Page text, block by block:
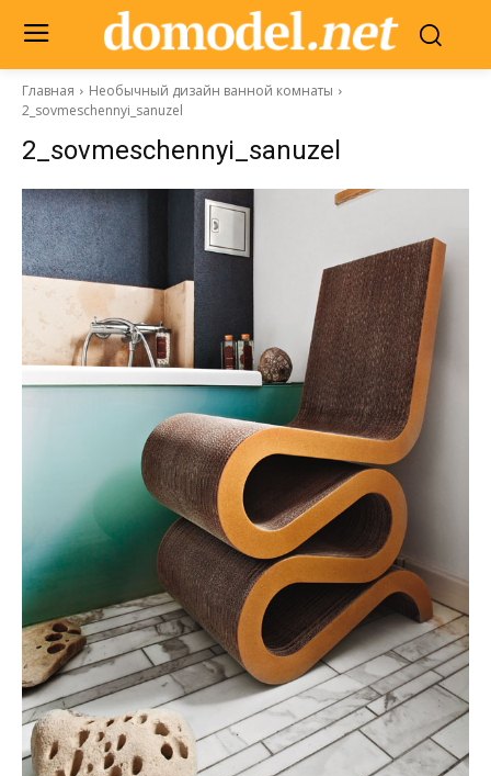
Главная
Необычный дизайн ванной комнаты
2_sovmeschennyi_sanuzel
2_sovmeschennyi_sanuzel